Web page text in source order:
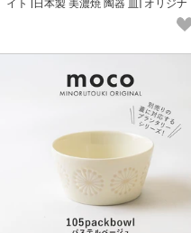
イト [日本製 美濃焼 陶器 皿] オリジナ